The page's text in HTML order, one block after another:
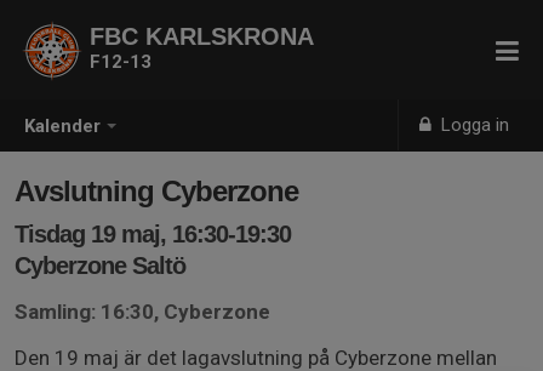
Kalender Logga in
FBC KARLSKRONA
F12-13
Avslutning Cyberzone
Tisdag 19 maj, 16:30-19:30
Cyberzone Saltö
Samling: 16:30, Cyberzone
Den 19 maj är det lagavslutning på Cyberzone mellan